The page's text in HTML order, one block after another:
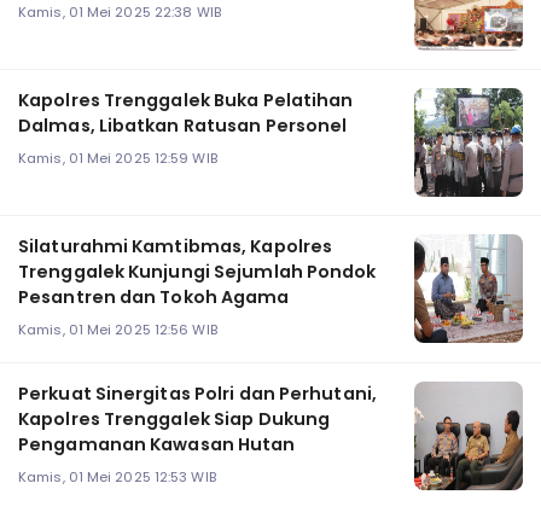
Kamis, 01 Mei 2025 22:38 WIB
Kapolres Trenggalek Buka Pelatihan
Dalmas, Libatkan Ratusan Personel
Kamis, 01 Mei 2025 12:59 WIB
Silaturahmi Kamtibmas, Kapolres
Trenggalek Kunjungi Sejumlah Pondok
Pesantren dan Tokoh Agama
Kamis, 01 Mei 2025 12:56 WIB
Perkuat Sinergitas Polri dan Perhutani,
Kapolres Trenggalek Siap Dukung
Pengamanan Kawasan Hutan
Kamis, 01 Mei 2025 12:53 WIB